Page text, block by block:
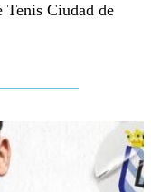
Ciudad de